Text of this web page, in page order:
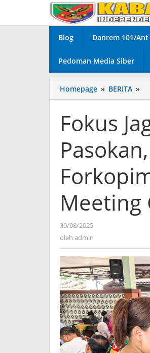
konten
Blog Danrem 101/
Pedoman Media Siber
Homepage » BERITA »
Fokus
Meeting
30/08/2025
oleh admin